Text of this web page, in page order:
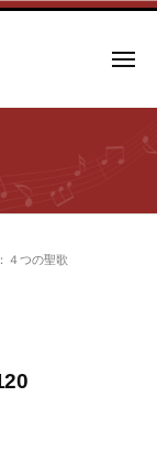
メ
ー
：４つの聖歌